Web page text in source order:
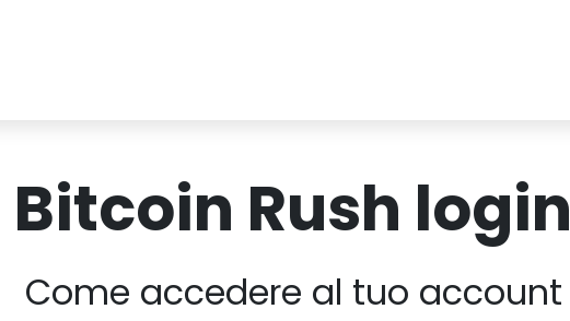
Bitcoin Rush login
Come accedere al tuo account